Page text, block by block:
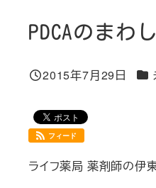
PDCAのまわ
投稿日
2015年7月29日 カ
フィード
ライフ薬局 薬剤師の伊